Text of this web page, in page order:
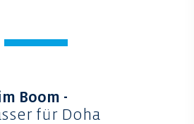
Boom -
für Doha